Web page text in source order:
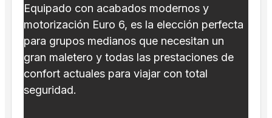
Equipado con acabados modernos y
motorización Euro 6, es la elección perfecta
para grupos medianos que necesitan un
gran maletero y todas las prestaciones de
confort actuales para viajar con total
seguridad.